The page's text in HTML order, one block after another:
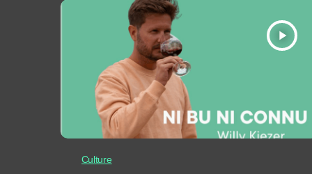
play_arrow
Culture